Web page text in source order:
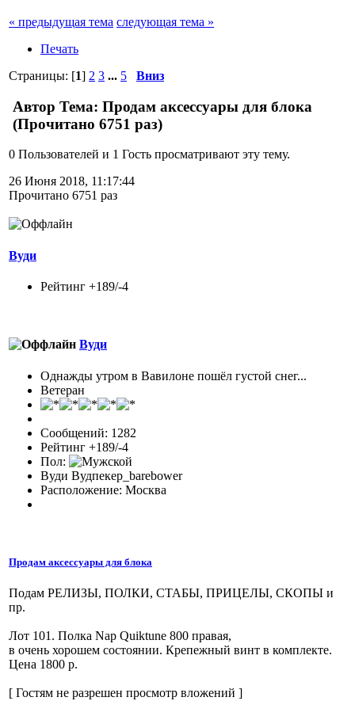
« предыдущая тема следующая тема »
Печать
Страницы: [1] 2 3 ... 5 Вниз
Автор Тема: Продам аксессуары для блока
(Прочитано 6751 раз)
0 Пользователей и 1 Гость просматривают эту тему.
26 Июня 2018, 11:17:44
Прочитано 6751 раз
Вуди
Рейтинг +189/-4
Вуди
Однажды утром в Вавилоне пошёл густой снег...
Ветеран
Сообщений: 1282
Рейтинг +189/-4
Пол:
Вуди Вудпекер_barebower
Расположение: Москва
Продам аксессуары для блока
Подам РЕЛИЗЫ, ПОЛКИ, СТАБЫ, ПРИЦЕЛЫ, СКОПЫ и
пр.
Лот 101. Полка Nap Quiktune 800 правая,
в очень хорошем состоянии. Крепежный винт в комплекте.
Цена 1800 р.
[ Гостям не разрешен просмотр вложений ]